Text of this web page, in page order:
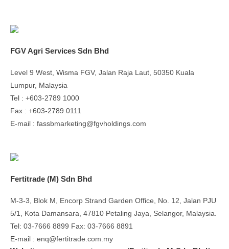
FGV Agri Services Sdn Bhd
Level 9 West, Wisma FGV, Jalan Raja Laut, 50350 Kuala
Lumpur, Malaysia
Tel : +603-2789 1000
Fax : +603-2789 0111
E-mail : fassbmarketing@fgvholdings.com
Fertitrade (M) Sdn Bhd
M-3-3, Blok M, Encorp Strand Garden Office, No. 12, Jalan PJU
5/1, Kota Damansara, 47810 Petaling Jaya, Selangor, Malaysia.
Tel: 03-7666 8899 Fax: 03-7666 8891
E-mail : enq@fertitrade.com.my